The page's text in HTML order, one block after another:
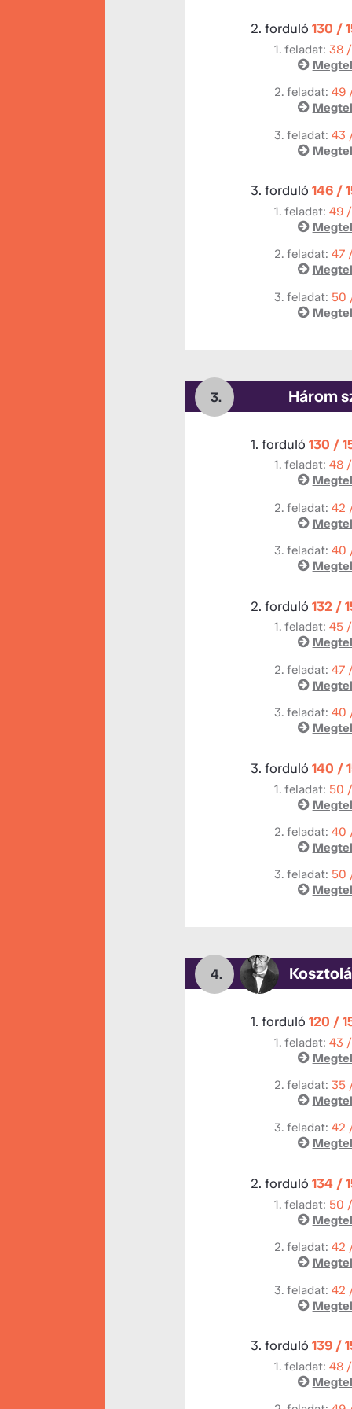
2. forduló 130 /
1. feladat: 38
2. feladat: 49
3. feladat: 43
3. forduló 146 /
1. feladat: 49
2. feladat: 47
3. feladat: 50
3. Három
1. forduló 130 /
1. feladat: 48
2. feladat: 42
3. feladat: 40
2. forduló 132 /
1. feladat: 45
2. feladat: 47
3. feladat: 40
3. forduló 140 /
1. feladat: 50
2. feladat: 40
3. feladat: 50
4.
1. forduló 120 /
1. feladat: 43
2. feladat: 35
3. feladat: 42
2. forduló 134 /
1. feladat: 50
2. feladat: 42
3. feladat: 42
3. forduló 139 /
1. feladat: 48